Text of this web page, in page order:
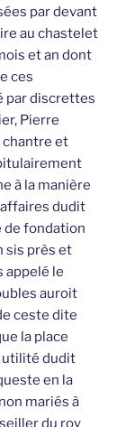
par devant
au chastelet
et an dont
ces
par discrettes
Pierre
chantre et
à la manière
dudit
de fondation
sis près et
appelé le
auroit
ceste dite
la place
utilité dudit
en la
mariés à
du roy